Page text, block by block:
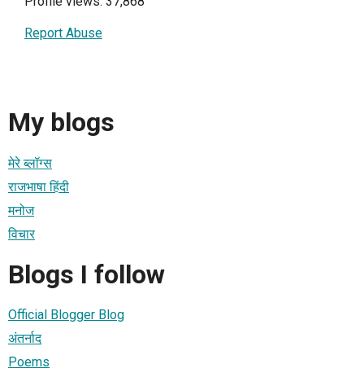
Report Abuse
My blogs
मेरे ब्लॉग्स
राजभाषा हिंदी
मनोज
विचार
Blogs I follow
Official Blogger Blog
अंतर्नाद
Poems